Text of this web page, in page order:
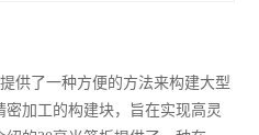
供了一种方便的方法来构建大型
加工的构建块，旨在实现高灵